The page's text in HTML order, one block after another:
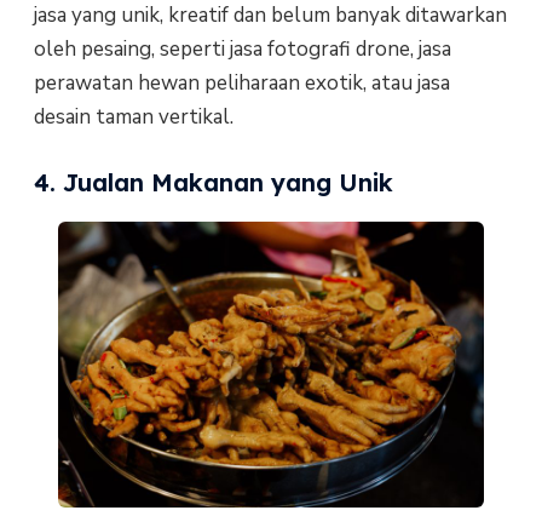
jasa yang unik, kreatif dan belum banyak ditawarkan
oleh pesaing, seperti jasa fotografi drone, jasa
perawatan hewan peliharaan exotik, atau jasa
desain taman vertikal.
4. Jualan Makanan yang Unik